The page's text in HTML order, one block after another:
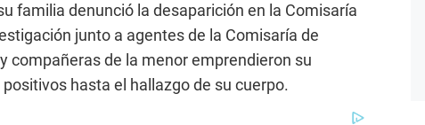
familia denunció la desaparición en la Comisaría
junto a agentes de la Comisaría de
compañeras de la menor emprendieron su
hasta el hallazgo de su cuerpo.